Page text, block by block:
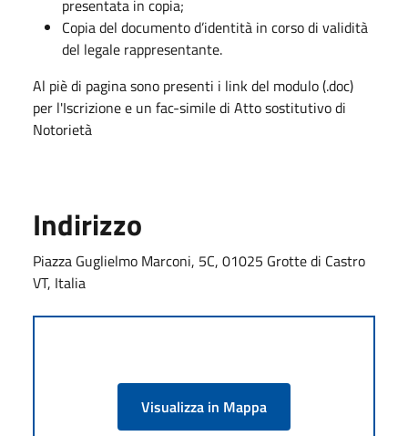
presentata in copia;
Copia del documento d’identità in corso di validità
del legale rappresentante.
Al piè di pagina sono presenti i link del modulo (.doc)
per l'Iscrizione e un fac-simile di Atto sostitutivo di
Notorietà
Indirizzo
Piazza Guglielmo Marconi, 5C, 01025 Grotte di Castro
VT, Italia
Visualizza in Mappa